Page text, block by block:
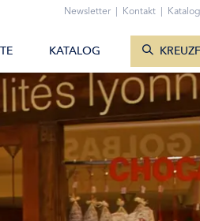
Newsletter | Kontakt | Katalog
KATALOG
ZUM